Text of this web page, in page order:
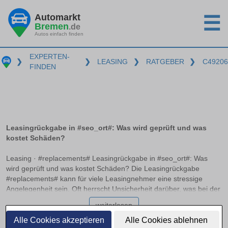
Alle Cookies akzeptieren Alle Cookies ablehnen
Automarkt
Bremen.de
Autos einfach finden ☰
❯
EXPERTEN-
FINDEN
❯ LEASING ❯ RATGEBER ❯ C49206
Leasingrückgabe in #seo_ort#: Was wird geprüft und was
kostet Schäden?
Leasing · #replacements# Leasingrückgabe in #seo_ort#: Was
wird geprüft und was kostet Schäden? Die Leasingrückgabe
#replacements# kann für viele Leasingnehmer eine stressige
Angelegenheit sein. Oft herrscht Unsicherheit darüber, was bei der
Rückgabe genau geprüft wird und welche Kosten für mögliche
Schäden entstehen können. In diesem Ratgeber erfahren Sie,
welche Unterschiede zwischen normalen Gebrauchsspuren und
weiterlesen